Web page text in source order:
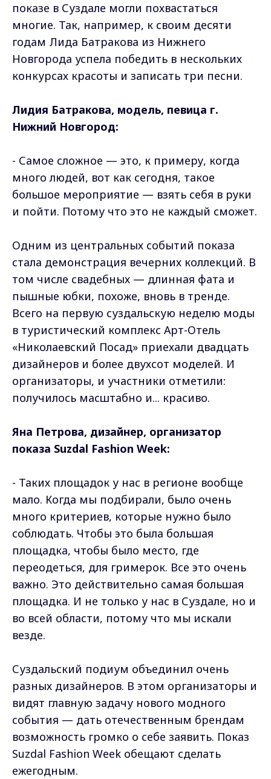
показе в Суздале могли похвастаться
многие. Так, например, к своим десяти
годам Лида Батракова из Нижнего
Новгорода успела победить в нескольких
конкурсах красоты и записать три песни.
Лидия Батракова, модель, певица г.
Нижний Новгород:
- Самое сложное — это, к примеру, когда
много людей, вот как сегодня, такое
большое мероприятие — взять себя в руки
и пойти. Потому что это не каждый сможет.
Одним из центральных событий показа
стала демонстрация вечерних коллекций. В
том числе свадебных — длинная фата и
пышные юбки, похоже, вновь в тренде.
Всего на первую суздальскую неделю моды
в туристический комплекс Арт-Отель
«Николаевский Посад» приехали двадцать
дизайнеров и более двухсот моделей. И
организаторы, и участники отметили:
получилось масштабно и... красиво.
Яна Петрова, дизайнер, организатор
показа Suzdal Fashion Week:
- Таких площадок у нас в регионе вообще
мало. Когда мы подбирали, было очень
много критериев, которые нужно было
соблюдать. Чтобы это была большая
площадка, чтобы было место, где
переодеться, для гримерок. Все это очень
важно. Это действительно самая большая
площадка. И не только у нас в Суздале, но и
во всей области, потому что мы искали
везде.
Суздальский подиум объединил очень
разных дизайнеров. В этом организаторы и
видят главную задачу нового модного
события — дать отечественным брендам
возможность громко о себе заявить. Показ
Suzdal Fashion Week обещают сделать
ежегодным.